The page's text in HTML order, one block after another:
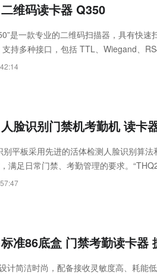
维码读卡器 Q350
是一款专业的二维码扫描器，具有快速
持多种接口，包括 TTL、Wiegand、
电器，可实现远程控制和自动化管理。
脸识别门禁机考勤机 读卡
别平板采用先进的活体检测人脸识别算
满足日常门禁、考勤管理的要求。
机身，可广泛应用于商业楼宇、机场、
准86底盒 门禁考勤读卡器
计简洁时尚，配备接收灵敏度高、耗能